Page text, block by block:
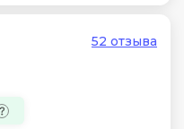
52 отзыва